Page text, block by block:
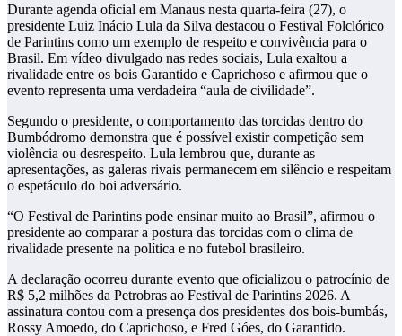
Durante agenda oficial em Manaus nesta quarta-feira (27), o
presidente Luiz Inácio Lula da Silva destacou o Festival Folclórico
de Parintins como um exemplo de respeito e convivência para o
Brasil. Em vídeo divulgado nas redes sociais, Lula exaltou a
rivalidade entre os bois Garantido e Caprichoso e afirmou que o
evento representa uma verdadeira “aula de civilidade”.
Segundo o presidente, o comportamento das torcidas dentro do
Bumbódromo demonstra que é possível existir competição sem
violência ou desrespeito. Lula lembrou que, durante as
apresentações, as galeras rivais permanecem em silêncio e respeitam
o espetáculo do boi adversário.
“O Festival de Parintins pode ensinar muito ao Brasil”, afirmou o
presidente ao comparar a postura das torcidas com o clima de
rivalidade presente na política e no futebol brasileiro.
A declaração ocorreu durante evento que oficializou o patrocínio de
R$ 5,2 milhões da Petrobras ao Festival de Parintins 2026. A
assinatura contou com a presença dos presidentes dos bois-bumbás,
Rossy Amoedo, do Caprichoso, e Fred Góes, do Garantido.